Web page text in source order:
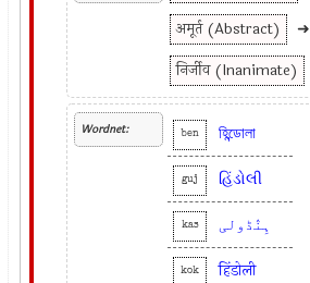
अमूर्त (Abstract)
➜
निर्जीव (Inanimate)
Wordnet: ben হিন্ডোলা
guj હિંડોલી
kas ہِنٛڈولی
kok हिंडोली